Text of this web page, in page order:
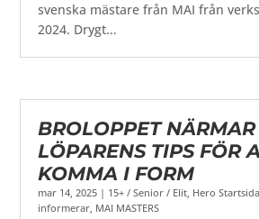
svenska mästare från MAI från
2024. Drygt...
BROLOPPET NÄRMAR
LÖPARENS TIPS FÖR
KOMMA I FORM
mar 14, 2025 | 15+ / Senior / Elit, Hero
informerar, MAI MASTERS